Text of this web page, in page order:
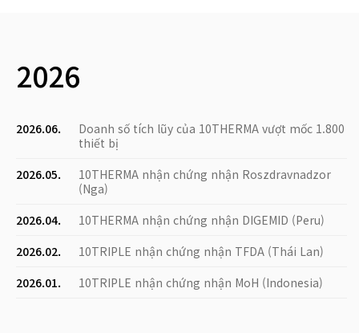
2026
2026.06.
Doanh số tích lũy của 10THERMA vượt mốc 1.800
thiết bị
2026.05.
10THERMA nhận chứng nhận Roszdravnadzor
(Nga)
2026.04.
10THERMA nhận chứng nhận DIGEMID (Peru)
2026.02.
10TRIPLE nhận chứng nhận TFDA (Thái Lan)
2026.01.
10TRIPLE nhận chứng nhận MoH (Indonesia)